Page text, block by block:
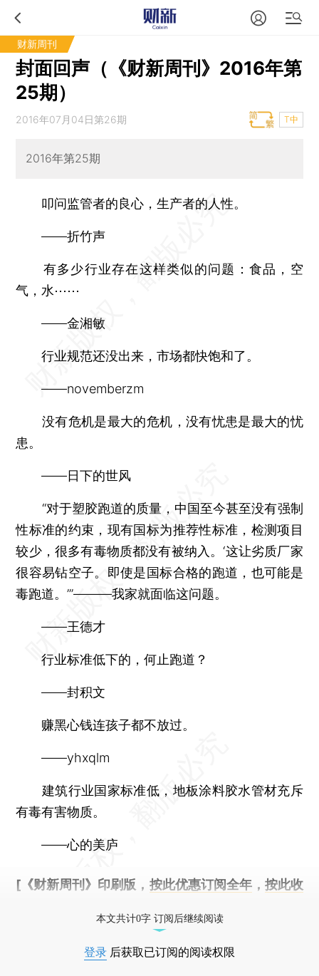
财新周刊
封面回声（《财新周刊》2016年第
25期）
2016年07月04日第26期 T中
2016年第25期
叩问监管者的良心，生产者的人性。
——折竹声
有多少行业存在这样类似的问题：食品，空
气，水⋯⋯
——金湘敏
行业规范还没出来，市场都快饱和了。
——novemberzm
没有危机是最大的危机，没有忧患是最大的忧
患。
——日下的世风
“对于塑胶跑道的质量，中国至今甚至没有强制
性标准的约束，现有国标为推荐性标准，检测项目
较少，很多有毒物质都没有被纳入。‘这让劣质厂家
很容易钻空子。即使是国标合格的跑道，也可能是
毒跑道。’”———我家就面临这问题。
——王德才
行业标准低下的，何止跑道？
——封积文
赚黑心钱连孩子都不放过。
——yhxqlm
建筑行业国家标准低，地板涂料胶水管材充斥
有毒有害物质。
——心的美庐
[《财新周刊》印刷版， 按此优惠订阅全年， 按此收
本文共计0字 订阅后继续阅读
登录 后获取已订阅的阅读权限